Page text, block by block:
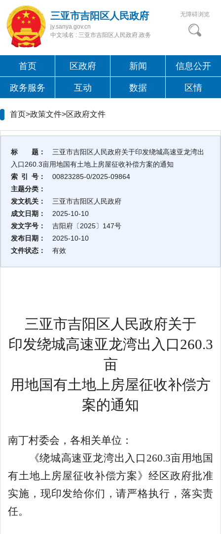
三亚市吉阳区人民政府
jy.sanya.gov.cn
中文域名 : 三亚市吉阳区人民政府.政务
无障碍浏览
首页 区政府 新闻 信息公开
政务服务 互动 数据 区情
首页>政策文件>区政府文件
标 题：
三亚市吉阳区人民政府关于印发绕城高速亚龙湾出
入口260.3亩用地国有土地上房屋征收补偿方案的通知
索 引 号：
00823285-0/2025-09864
主题分类：
发文机关：
三亚市吉阳区人民政府
成文日期：
2025-10-10
发文字号：
吉阳府〔2025〕147号
发布日期：
2025-10-10
文件状态：
有效
三亚市吉阳区人民政府关于
印发绕城高速亚龙湾出入口260.3
亩
用地国有土地上房屋征收补偿方
案的通知
南丁村委会，各相关单位：
《绕城高速亚龙湾出入口 260.3亩用地国
有土地上房屋征收补偿方案》经区政府批准
实施，现印发给你们，请严格执行，落实责
任。